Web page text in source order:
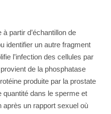
partir d’échantillon de
identifier un autre fragment
l’infection des cellules par
de la phosphatase
produite par la prostate
quantité dans le sperme et
après un rapport sexuel où